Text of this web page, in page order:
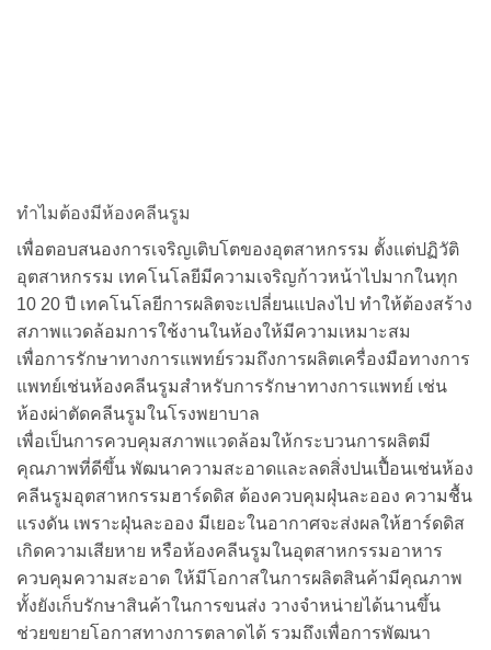
ทำไมต้องมีห้องคลีนรูม
เพื่อตอบสนองการเจริญเติบโตของอุตสาหกรรม ตั้งแต่ปฏิวัติ
อุตสาหกรรม เทคโนโลยีมีความเจริญก้าวหน้าไปมากในทุก
10 20 ปี เทคโนโลยีการผลิตจะเปลี่ยนแปลงไป ทำให้ต้องสร้าง
สภาพแวดล้อมการใช้งานในห้องให้มีความเหมาะสม
เพื่อการรักษาทางการแพทย์รวมถึงการผลิตเครื่องมือทางการ
แพทย์เช่นห้องคลีนรูมสำหรับการรักษาทางการแพทย์ เช่น
ห้องผ่าตัดคลีนรูมในโรงพยาบาล
เพื่อเป็นการควบคุมสภาพแวดล้อมให้กระบวนการผลิตมี
คุณภาพที่ดีขึ้น พัฒนาความสะอาดและลดสิ่งปนเปื้อนเช่นห้อง
คลีนรูมอุตสาหกรรมฮาร์ดดิส ต้องควบคุมฝุ่นละออง ความชื้น
แรงดัน เพราะฝุ่นละออง มีเยอะในอากาศจะส่งผลให้ฮาร์ดดิส
เกิดความเสียหาย หรือห้องคลีนรูมในอุตสาหกรรมอาหาร
ควบคุมความสะอาด ให้มีโอกาสในการผลิตสินค้ามีคุณภาพ
ทั้งยังเก็บรักษาสินค้าในการขนส่ง วางจำหน่ายได้นานขึ้น
ช่วยขยายโอกาสทางการตลาดได้ รวมถึงเพื่อการพัฒนา